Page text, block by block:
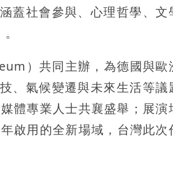
蓋社會參與、心理哲學、文
）共同主辦，為德國與歐
、氣候變遷與未來生活等議
體專業人士共襄盛舉；展演
啟用的全新場域，台灣此次